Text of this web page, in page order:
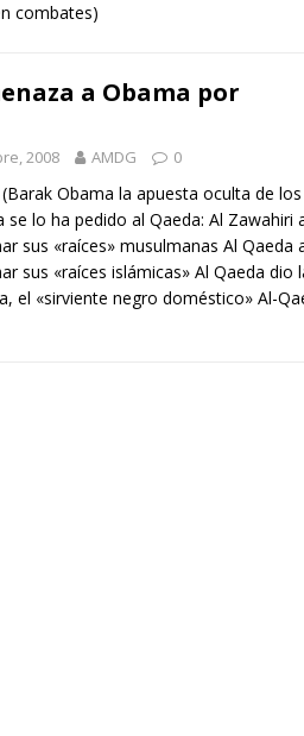
combates)
a Obama por
2008 AMDG 0
Obama la apuesta oculta de los
se lo ha pedido al Qaeda: Al Zawahiri
sus «raíces» musulmanas Al Qaeda
sus «raíces islámicas» Al Qaeda dio
el «sirviente negro doméstico» Al-